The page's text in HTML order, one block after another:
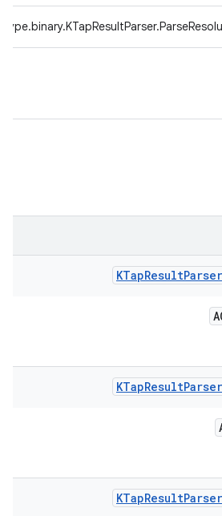
KTapResultParser
KTapResultParser
KTapResultParser